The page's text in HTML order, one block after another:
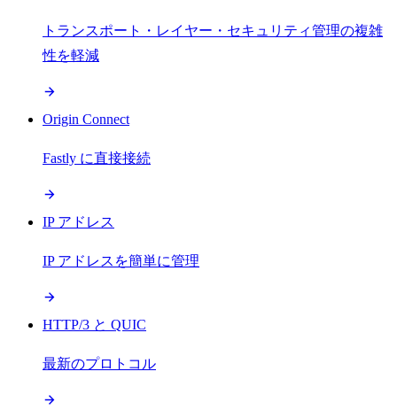
トランスポート・レイヤー・セキュリティ管理の複雑
性を軽減
Origin Connect
Fastly に直接接続
IP アドレス
IP アドレスを簡単に管理
HTTP/3 と QUIC
最新のプロトコル